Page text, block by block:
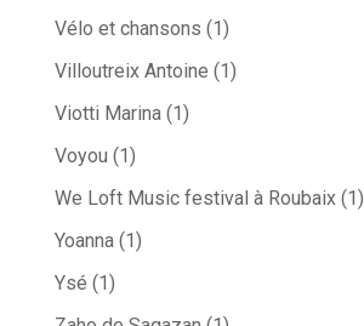
Vélo et chansons (1)
Villoutreix Antoine (1)
Viotti Marina(1)
Voyou (1)
We Loft Music festival à Roubaix(1)
Yoanna(1)
Ysé (1)